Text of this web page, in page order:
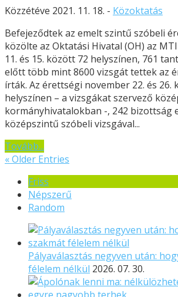
Közzétéve 2021. 11. 18. - Közoktatás
Befejeződtek az emelt szintű szóbeli
közölte az Oktatási Hivatal (OH) az
11. és 15. között 72 helyszínen, 761
előtt több mint 8600 vizsgát tettek az
írták. Az érettségi november 22. és 26.
helyszínen – a vizsgákat szervező
kormányhivatalokban -, 242 bizottság
középszintű szóbeli vizsgával...
Tovább...
« Older Entries
Friss
Népszerű
Random
Pályaválasztás negyven után:
félelem nélkül 2026. 07. 30.